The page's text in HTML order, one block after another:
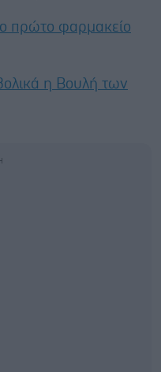
πρώτο φαρμακείο
η Βουλή των